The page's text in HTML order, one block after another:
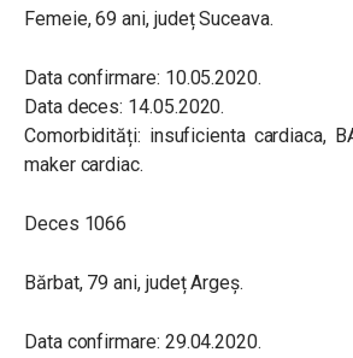
Femeie, 69 ani, județ Suceava.
Data confirmare: 10.05.2020.
Data deces: 14.05.2020.
Comorbidități: insuficienta cardiaca,
maker cardiac.
Deces 1066
Bărbat, 79 ani, județ Argeș.
Data confirmare: 29.04.2020.